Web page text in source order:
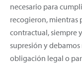
necesario para
recogieron, mientras
contractual, siempre
supresión y
obligación legal o